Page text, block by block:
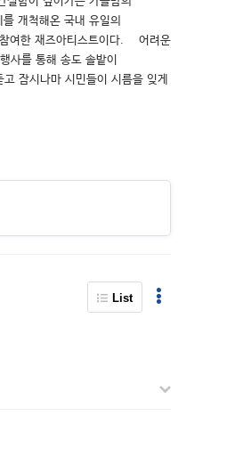
개척해온 국내 유일의
참여한 재즈아티스트이다. 어려운
사를 통해 송도 솔밭이
잠시나마 시민들이 시름을 잊게
List